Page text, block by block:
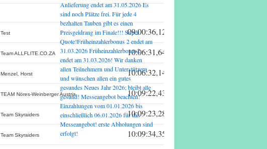
Test
09:00:36,12
Team ALLFLITE.CO.ZA
10:06:31,64
Menzel, Horst
10:06:32,14
TEAM Nöres-Weinberger Austria
10:09:22,43
Team Skyraiders
10:09:23,28
Team Skyraiders
10:09:34,35
Anlieferung endet am 31.05.2026 Es
sind noch Plätze frei. Für jede 4
bezhalten Tauben gibt es einen
Preisgeldrang im Finale!!! Super
Quote!Früheinzahlerbonus 2 endet am
31.03.2026 Früheinzahlerbonus2
endet am 31.03.2026! Wir danken
allen Teilnehmern und Unterstützern
und wünschen allen ein gutes
gesundes Neues Jahr 2026; bleibt alle
gesund! Messeangebot beachten!
Einzahlungen vom 01.01.2026 bis
einschließlich 06.01.2026 für das
Messeangebot! erste Abholungen sind
erfolgt!